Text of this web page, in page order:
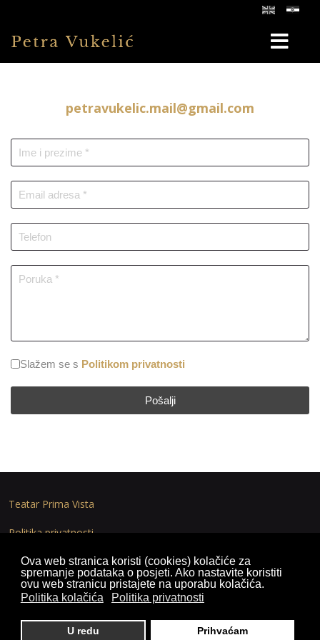
Ova web stranica koristi (cookies) kolačiće za
spremanje podataka o posjeti. Ako nastavite koristiti
ovu web stranicu pristajete na uporabu kolačića.
Politika kolačića
Politika privatnosti
U redu Prihvaćam
petravukelic.mail@gmail.com
Slažem se s Politikom privatnosti
Pošalji
Teatar Prima Vista
Politika privatnosti
Politika kolačića